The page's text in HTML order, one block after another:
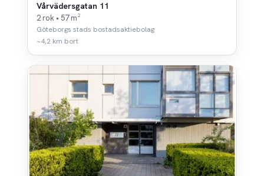
Vårvädersgatan 11
2 rok • 57 m²
Göteborgs stads bostadsaktiebolag
~4,2 km bort